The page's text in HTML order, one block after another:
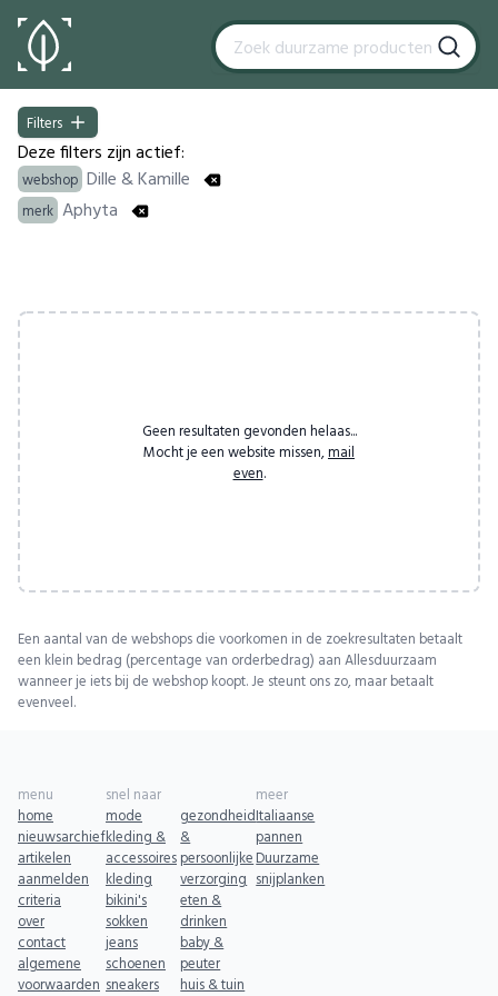
Filters
Filters
Deze filters zijn actief:
webshop Dille & Kamille
merk Aphyta
Geen resultaten gevonden helaas...
Mocht je een website missen, mail
even.
Een aantal van de webshops die voorkomen in de zoekresultaten betaalt
een klein bedrag (percentage van orderbedrag) aan Allesduurzaam
wanneer je iets bij de webshop koopt. Je steunt ons zo, maar betaalt
evenveel.
menu
home
nieuwsarchief
artikelen
aanmelden
criteria
over
contact
algemene
voorwaarden
snel naar
mode
kleding &
accessoires
kleding
bikini's
sokken
jeans
schoenen
sneakers
gezondheid
&
persoonlijke
verzorging
eten &
drinken
baby &
peuter
huis & tuin
meer
Italiaanse
pannen
Duurzame
snijplanken